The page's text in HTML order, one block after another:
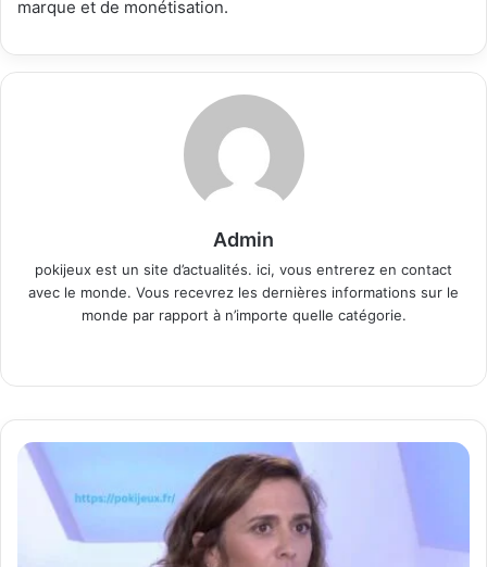
marque et de monétisation.
Admin
pokijeux est un site d’actualités. ici, vous entrerez en contact
avec le monde. Vous recevrez les dernières informations sur le
monde par rapport à n’importe quelle catégorie.
Noémie
Schulz
Aperçu